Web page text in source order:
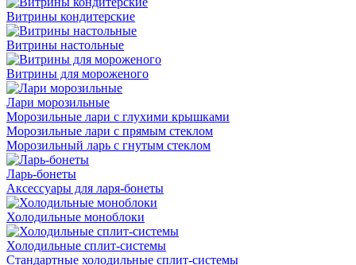
Витрины кондитерские
Витрины настольные
Витрины для мороженого
Лари морозильные
Морозильные лари с глухими крышками
Морозильные лари с прямым стеклом
Морозильный ларь с гнутым стеклом
Ларь-бонеты
Аксессуары для ларя-бонеты
Холодильные моноблоки
Холодильные сплит-системы
Стандартные холодильные сплит-системы